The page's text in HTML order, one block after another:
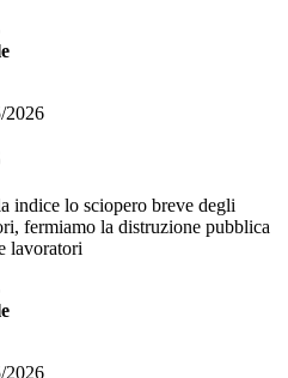
2026
indice lo sciopero breve degli
fermiamo la distruzione pubblica
lavoratori
2026